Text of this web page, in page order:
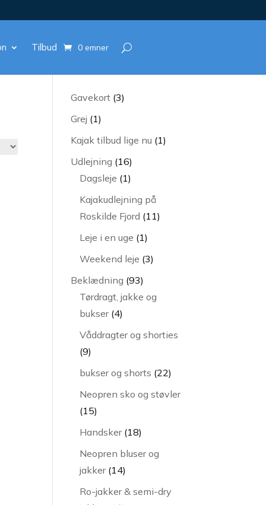
Tilbud 0 emner
Gavekort 33
Grej 11
vare
Kajak tilbud lige nu 11
Udlejning 1616
varer
Dagsleje 11
vare
Kajakudlejning på
Roskilde Fjord 1111
Leje i en uge 11
vare
Weekend leje 33
Beklædning 9393
varer
Tørdragt, jakke og
bukser 44
Våddragter og shorties
99
varer
bukser og shorts 2222
varer
Neopren sko og støvler
1515
varer
Handsker 1818
Neopren bluser og
jakker 1414
varer
Ro-jakker & semi-dry